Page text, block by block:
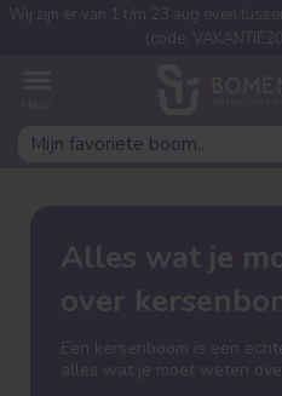
Wij zijn er van 1 t/m 23 aug even
(code:
Alles wat je
over
Een kersenboom is een
alles wat je moet weten